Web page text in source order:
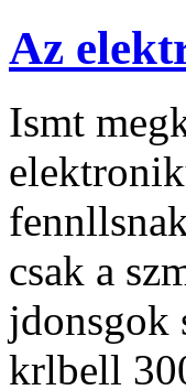
Az
Ismt
csak a
jdonsgok
krlbell